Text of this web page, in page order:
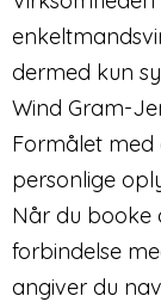
dermed kun
Wind Gram-
Formålet med
personlige
Når du booke
forbindelse
angiver du